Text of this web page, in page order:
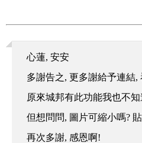
心蓮, 安安
多謝告之, 更多謝給予連結,
原來城邦有此功能我也不
但想問問, 圖片可縮小嗎?
再次多謝, 感恩啊!